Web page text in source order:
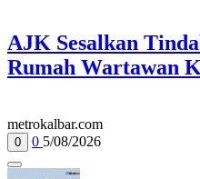
AJK Sesalkan
Rumah Wartawan
metrokalbar.com
0 0 5/08/2026